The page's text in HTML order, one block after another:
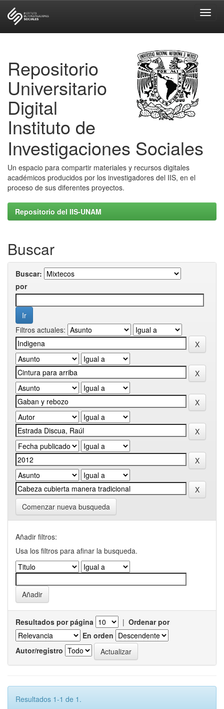
Repositorio
Universitario
Digital
Instituto de
Investigaciones Sociales
Un espacio para compartir materiales y recursos digitales
académicos producidos por los investigadores del IIS, en el
proceso de sus diferentes proyectos.
Repositorio del IIS-UNAM
Buscar
Buscar:
por
Filtros actuales:
Comenzar nueva busqueda
Añadir filtros:
Usa los filtros para afinar la busqueda.
Resultados por página | Ordenar por
En orden
Autor/registro
Resultados 1-1 de 1.